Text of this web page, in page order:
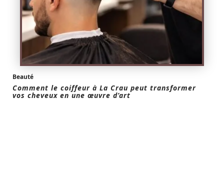
Beauté
Comment le coiffeur à La Crau peut transformer
vos cheveux en une œuvre d’art